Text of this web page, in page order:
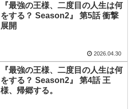
『最強の王様、二度目の人生は何
をする？ Season2』 第5話 衝撃
展開
2026.04.30
『最強の王様、二度目の人生は何
をする？ Season2』 第4話 王
様、帰郷する。